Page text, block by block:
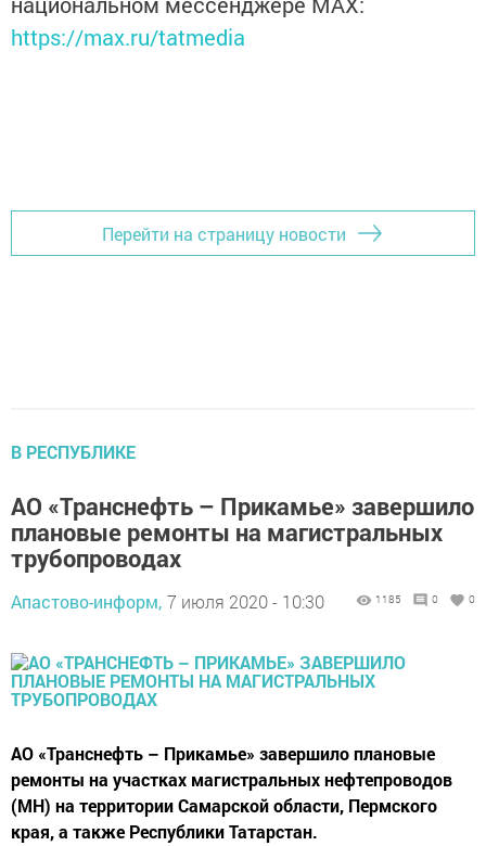
https://max.ru/tatmedia
Перейти на страницу новости
В РЕСПУБЛИКЕ
АО «Транснефть – Прикамье» завершило
плановые ремонты на магистральных
трубопроводах
Апастово-информ, 7 июля 2020 - 10:30 1185 0 0
АО «Транснефть – Прикамье» завершило плановые
ремонты на участках магистральных нефтепроводов
(МН) на территории Самарской области, Пермского
края, а также Республики Татарстан.